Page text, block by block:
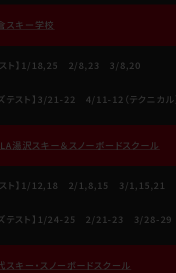
スキー学校
スト】1/18,25 2/8,23 3/8,20
ズテスト】3/21-22 4/11-12（テクニカル
湯沢スキー＆スノーボードスクール
スト】1/12,18 2/1,8,15 3/
ズテスト】1/24-25 2/21-23 3/28-29
スキー・スノーボードスクール